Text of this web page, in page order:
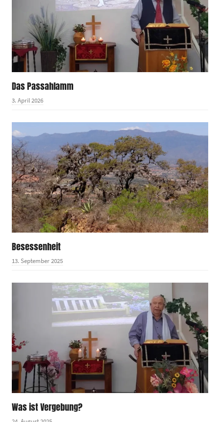
Das Passahlamm
3. April 2026
Besessenheit
13. September 2025
Was ist Vergebung?